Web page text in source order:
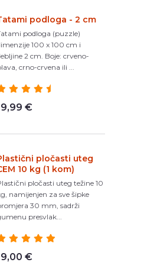
podloga - 2 cm
podloga (puzzle)
100 x 100 cm i
2 cm. Boje: crveno-
crno-crvena ili ...
€
pločasti uteg
10 kg (1 kom)
pločasti uteg težine 10
namijenjen za sve šipke
30 mm, sadrži
presvlak...
€